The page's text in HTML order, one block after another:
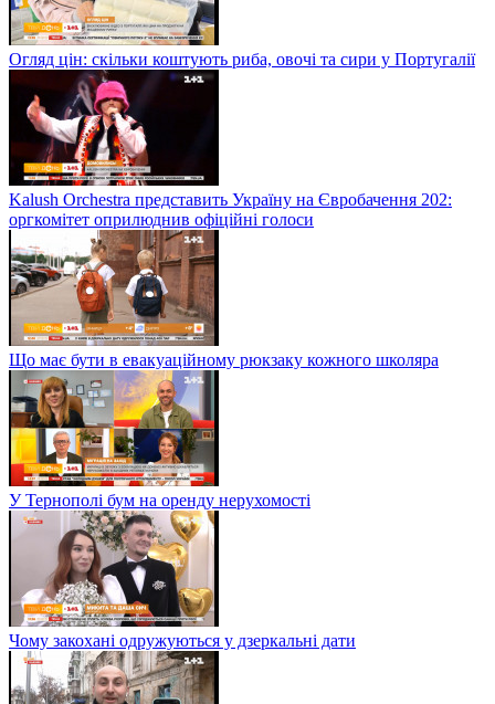
Огляд цін: скільки коштують риба, овочі та сири у Португалії
Kalush Orchestra представить Україну на Євробачення 202:
оргкомітет оприлюднив офіційні голоси
Що має бути в евакуаційному рюкзаку кожного школяра
У Тернополі бум на оренду нерухомості
Чому закохані одружуються у дзеркальні дати